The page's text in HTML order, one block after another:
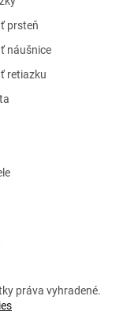
prsteň
náušnice
retiazku
práva vyhradené.